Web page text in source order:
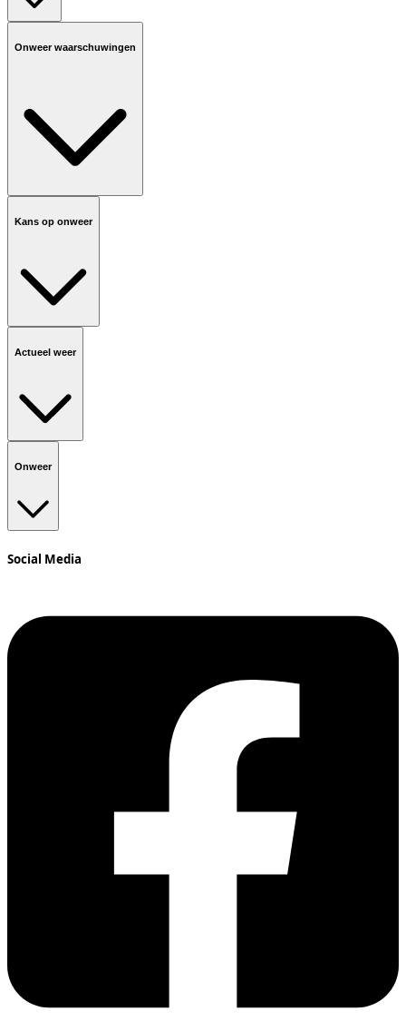
Onweer waarschuwingen
Kans op onweer
Actueel weer
Onweer
Social Media